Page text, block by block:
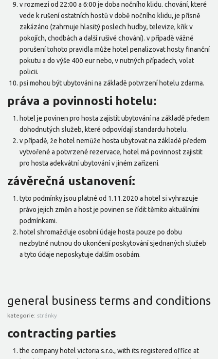
v rozmezí od 22:00 a 6:00 je doba nočního klidu. chování, které
vede k rušení ostatních hostů v době nočního klidu, je přísně
zakázáno (zahrnuje hlasitý poslech hudby, televize, křik v
pokojích, chodbách a další rušivé chování). v případě vážné
porušení tohoto pravidla může hotel penalizovat hosty finanční
pokutu a do výše 400 eur nebo, v nutných případech, volat
policii.
psi mohou být ubytováni na základě potvrzení hotelu zdarma.
práva a povinnosti hotelu:
hotel je povinen pro hosta zajistit ubytování na základě předem
dohodnutých služeb, které odpovídají standardu hotelu.
v případě, že hotel nemůže hosta ubytovat na základě předem
vytvořené a potvrzené rezervace, hotel má povinnost zajistit
pro hosta adekvátní ubytování v jiném zařízení.
závěrečná ustanovení:
tyto podmínky jsou platné od 1.11.2020 a hotel si vyhrazuje
právo jejich změn a host je povinen se řídit těmito aktuálními
podmínkami.
hotel shromažďuje osobní údaje hosta pouze po dobu
nezbytně nutnou do ukončení poskytování sjednaných služeb
a tyto údaje neposkytuje dalším osobám.
general business terms and conditions
kategorie: stránky
contracting parties
the company hotel victoria s.r.o., with its registered office at